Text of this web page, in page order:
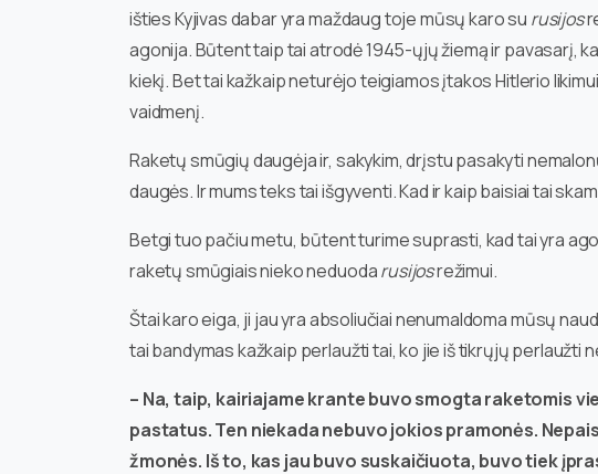
išties Kyjivas dabar yra maždaug toje mūsų karo su rusijos
agonija. Būtent taip tai atrodė 1945-ųjų žiemą ir pavasarį,
kiekį. Bet tai kažkaip neturėjo teigiamos įtakos Hitlerio
vaidmenį.
Raketų smūgių daugėja ir, sakykim, drįstu pasakyti
daugės. Ir mums teks tai išgyventi. Kad ir kaip baisiai tai
Betgi tuo pačiu metu, būtent turime suprasti, kad tai yra
raketų smūgiais nieko neduodarusijosrežimui.
Štai karo eiga, ji jau yra absoliučiai nenumaldoma mūsų
tai bandymas kažkaip perlaužti tai, ko jie iš tikrųjų perlaužti
– Na, taip, kairiajame krante buvo smogta raketomis
pastatus. Ten niekada nebuvo jokios pramonės.
žmonės. Iš to, kas jau buvo suskaičiuota, buvo tiek